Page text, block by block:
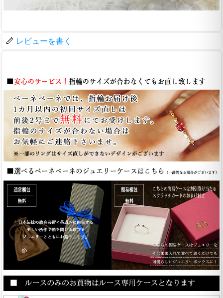
レビューを書く